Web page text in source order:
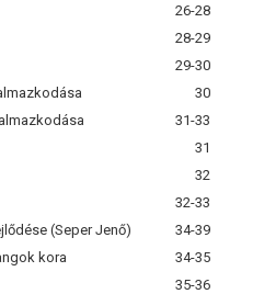
26-28
28-29
29-30
30
31-33
31
32
32-33
(Seper Jenő)
34-39
kora
34-35
35-36